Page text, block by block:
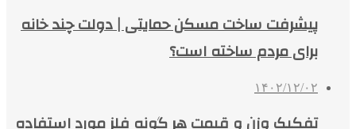
پیشرفت ساخت مسکن حمایتی | دولت چند خانه
برای مردم ساخته است؟
۱۴۰۲/۱۲/۰۲
تفکیک وزن و قیمت هر گونه فلز مورد استفاده